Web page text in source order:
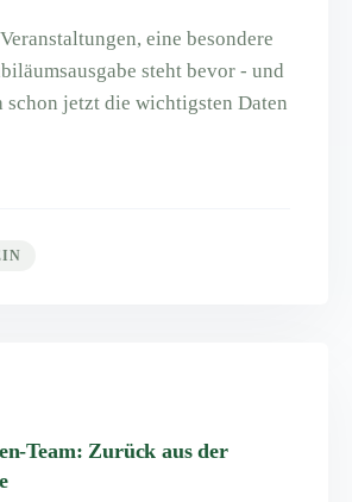
eine besondere
steht bevor - und
schon jetzt die wichtigsten Daten
Team: Zurück aus der